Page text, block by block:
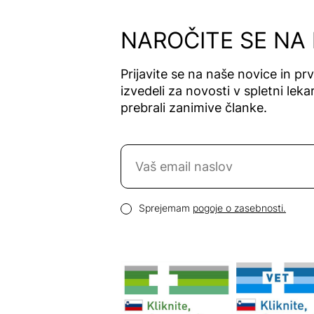
Alga Maris
Algea
Algena
Alhydran
Alkaloid
Allergika
Allergodil
Allpresan
Alter
Heideschäfer
Amos Vital
NAROČITE SE NA
Prijavite se na naše novice in
izvedeli za novosti v spletni
prebrali zanimive članke.
Naročite se na novice
Pogoji zasebnosti
Sprejemam pogoje o zasebnosti.